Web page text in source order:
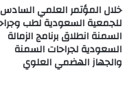
خلال المؤتمر العلمي السادس
للجمعية السعودية لطب
السمنة انطلاق برنامج الزمالة
السعودية لجراحات السمنة
والجهاز الهضمي العلوي